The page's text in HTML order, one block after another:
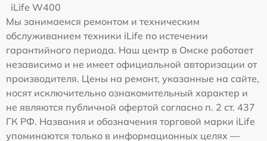
iLife W400
Мы занимаемся ремонтом и техническим
обслуживанием техники iLife по истечении
гарантийного периода. Наш центр в Омске работает
независимо и не имеет официальной авторизации от
производителя. Цены на ремонт, указанные на сайте,
носят исключительно ознакомительный характер и
не являются публичной офертой согласно п. 2 ст. 437
ГК РФ. Названия и обозначения торговой марки iLife
упоминаются только в информационных целях —